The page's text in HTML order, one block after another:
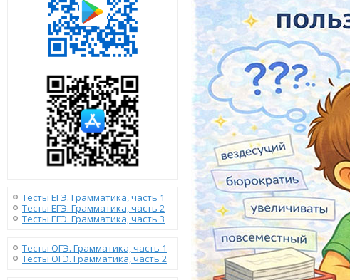
Тесты ЕГЭ. Грамматика, часть 1
Тесты ЕГЭ. Грамматика, часть 2
Тесты ЕГЭ. Грамматика, часть 3
Тесты ОГЭ. Грамматика, часть 1
Тесты ОГЭ. Грамматика, часть 2